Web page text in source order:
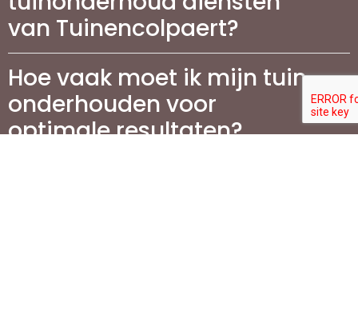
van Tuinencolpaert?
Hoe vaak moet ik mijn tuin
onderhouden voor
optimale resultaten?